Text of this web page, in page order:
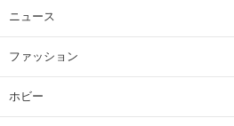
ニュース
ファッション
ホビー